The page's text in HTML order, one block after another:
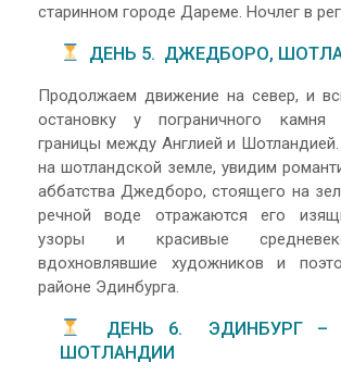
старинном городе Дареме. Ночлег в
ДЕНЬ 5. ДЖЕДБОРО,
Продолжаем движение на север, и
остановку у пограничного камня
границы между Англией и
на шотландской земле, увидим
аббатства Джедборо, стоящего на
речной воде отражаются его
узоры и красивые
вдохновлявшие художников и
районе Эдинбурга.
ДЕНЬ 6. ЭДИНБУРГ –
ШОТЛАНДИИ